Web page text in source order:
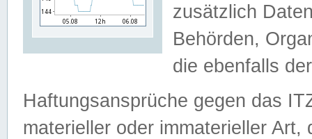
zusätzlich
Behörden,
die ebenfalls
Haftungsansprüche gegen das
materieller oder immaterieller